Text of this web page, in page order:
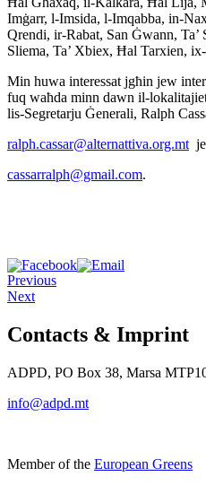
Imġarr, l-Imsida, l-Imqabba, in-
Qrendi, ir-Rabat, San Ġwann, Ta’
Sliema, Ta’ Xbiex, Ħal Tarxien,
Min huwa interessat jgħin jew
fuq waħda minn dawn il-
lis-Segretarju Ġenerali, Ralph
ralph.cassar@alternattiva.org.mt
cassarralph@gmail.com.
Previous
Next
Contacts & Imprint
ADPD, PO Box 38, Marsa
info@adpd.mt
Member of the European Greens